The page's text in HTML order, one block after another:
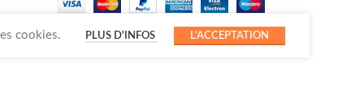
cookies. PLUS D'INFOS L'ACCEPTATION